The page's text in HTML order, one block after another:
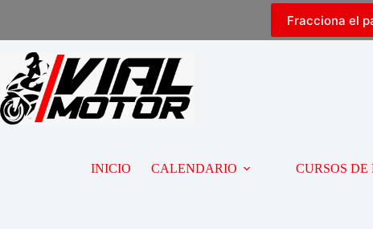
Fracciona el
INICIO CALENDARIO CURSOS DE